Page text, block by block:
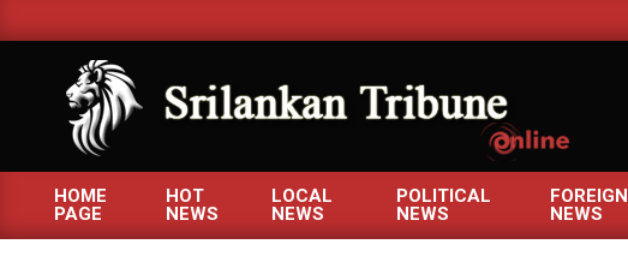
to
SRILANKANTRIBUNE.COM
HOME
PAGE
HOT
NEWS
LOCAL
NEWS
POLITICAL
NEWS
FOREIGN
NEWS